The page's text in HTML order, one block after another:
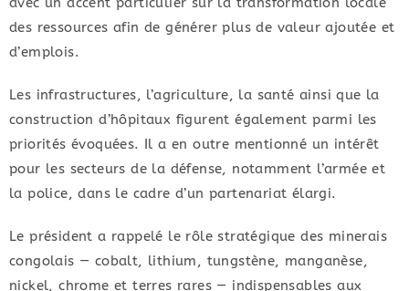
des ressources afin de générer plus de valeur ajoutée et
d’emplois.
Les infrastructures, l’agriculture, la santé ainsi que la
construction d’hôpitaux figurent également parmi les
priorités évoquées. Il a en outre mentionné un intérêt
pour les secteurs de la défense, notamment l’armée et
la police, dans le cadre d’un partenariat élargi.
Le président a rappelé le rôle stratégique des minerais
congolais — cobalt, lithium, tungstène, manganèse,
nickel, chrome et terres rares — indispensables aux